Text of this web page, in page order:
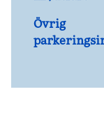
Övrig